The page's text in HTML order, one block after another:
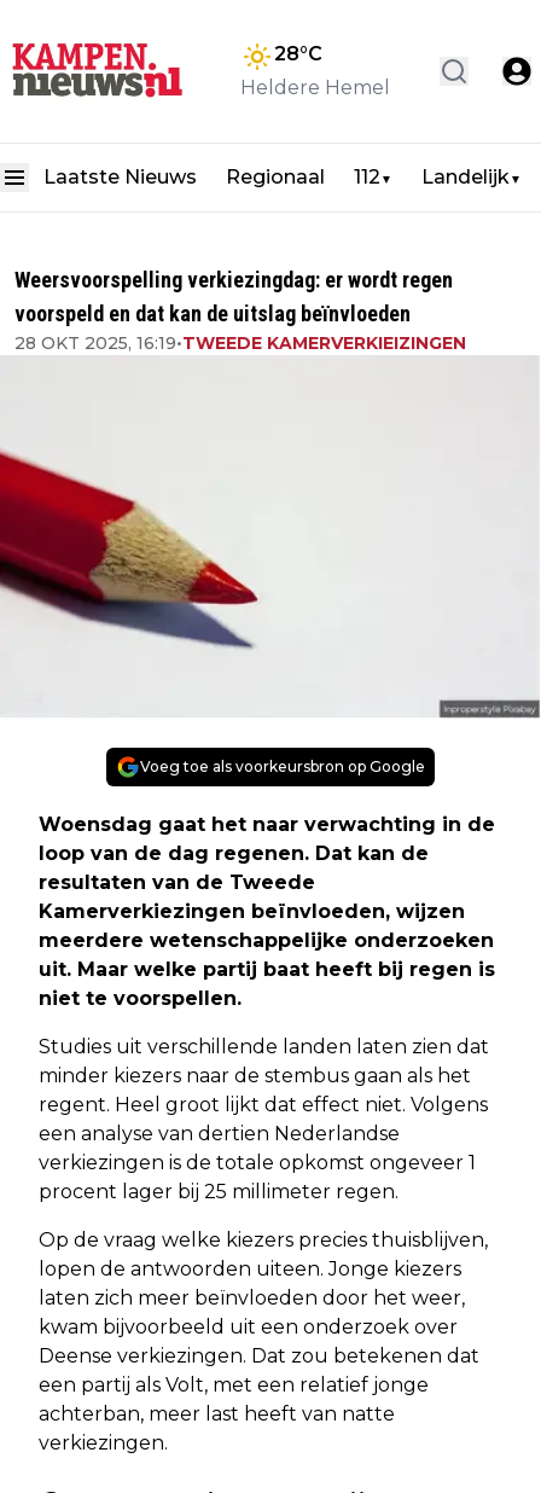
28°C
Heldere Hemel
Laatste Nieuws Regionaal 112 ▼ Landelijk▼
Weersvoorspelling verkiezingdag: er wordt regen
voorspeld en dat kan de uitslag beïnvloeden
28 OKT 2025, 16:19•TWEEDE KAMERVERKIEIZINGEN
Voeg toe als voorkeursbron op Google
Woensdag gaat het naar verwachting in de
loop van de dag regenen. Dat kan de
resultaten van de Tweede
Kamerverkiezingen beïnvloeden, wijzen
meerdere wetenschappelijke onderzoeken
uit. Maar welke partij baat heeft bij regen is
niet te voorspellen.
Studies uit verschillende landen laten zien dat
minder kiezers naar de stembus gaan als het
regent. Heel groot lijkt dat effect niet. Volgens
een analyse van dertien Nederlandse
verkiezingen is de totale opkomst ongeveer 1
procent lager bij 25 millimeter regen.
Op de vraag welke kiezers precies thuisblijven,
lopen de antwoorden uiteen. Jonge kiezers
laten zich meer beïnvloeden door het weer,
kwam bijvoorbeeld uit een onderzoek over
Deense verkiezingen. Dat zou betekenen dat
een partij als Volt, met een relatief jonge
achterban, meer last heeft van natte
verkiezingen.